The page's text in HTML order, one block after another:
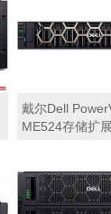
戴尔Dell
ME524存储扩